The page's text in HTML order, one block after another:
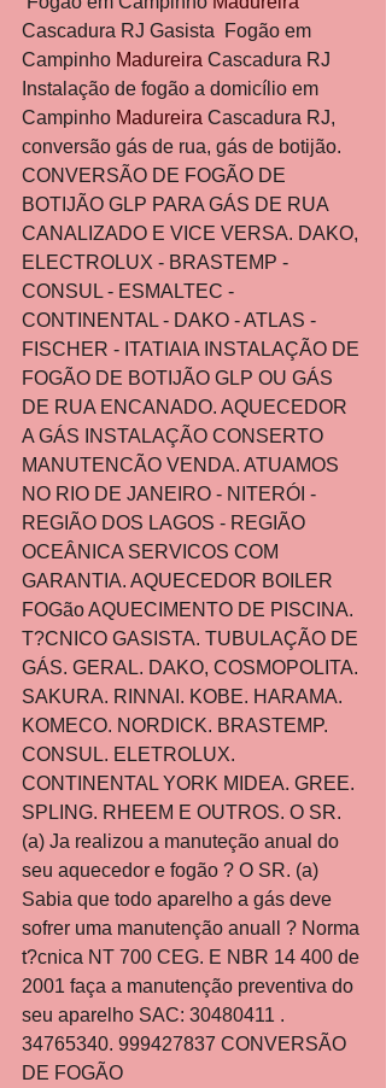
Cascadura RJ Gasista  Fogão em
Campinho Madureira Cascadura RJ
Instalação de fogão a domicílio em
Campinho Madureira Cascadura RJ,
conversão gás de rua, gás de botijão.
CONVERSÃO DE FOGÃO DE
BOTIJÃO GLP PARA GÁS DE RUA
CANALIZADO E VICE VERSA. DAKO,
ELECTROLUX - BRASTEMP -
CONSUL - ESMALTEC -
CONTINENTAL - DAKO - ATLAS -
FISCHER - ITATIAIA INSTALAÇÃO DE
FOGÃO DE BOTIJÃO GLP OU GÁS
DE RUA ENCANADO. AQUECEDOR
A GÁS INSTALAÇÃO CONSERTO
MANUTENCÃO VENDA. ATUAMOS
NO RIO DE JANEIRO - NITERÓI -
REGIÃO DOS LAGOS - REGIÃO
OCEÂNICA SERVICOS COM
GARANTIA. AQUECEDOR BOILER
FOGão AQUECIMENTO DE PISCINA.
T?CNICO GASISTA. TUBULAÇÃO DE
GÁS. GERAL. DAKO, COSMOPOLITA.
SAKURA. RINNAI. KOBE. HARAMA.
KOMECO. NORDICK. BRASTEMP.
CONSUL. ELETROLUX.
CONTINENTAL YORK MIDEA. GREE.
SPLING. RHEEM E OUTROS. O SR.
(a) Ja realizou a manuteção anual do
seu aquecedor e fogão ? O SR. (a)
Sabia que todo aparelho a gás deve
sofrer uma manutenção anuall ? Norma
t?cnica NT 700 CEG. E NBR 14 400 de
2001 faça a manutenção preventiva do
seu aparelho SAC: 30480411 .
34765340. 999427837 CONVERSÃO
DE FOGÃO